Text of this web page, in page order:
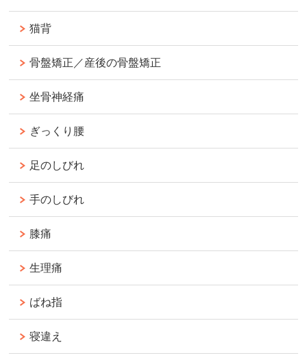
猫背
骨盤矯正／産後の骨盤矯正
坐骨神経痛
ぎっくり腰
足のしびれ
手のしびれ
膝痛
生理痛
ばね指
寝違え